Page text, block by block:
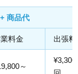
商品代
料金 出張
～